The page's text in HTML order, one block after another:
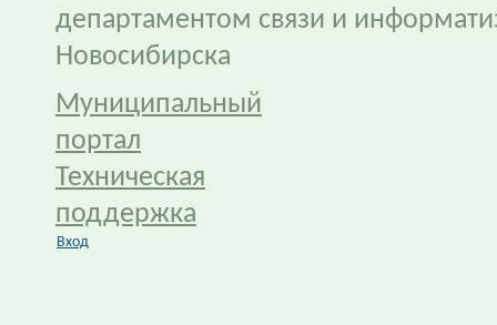
департаментом связи и
Новосибирска
Муниципальный
портал
Техническая
поддержка
Вход